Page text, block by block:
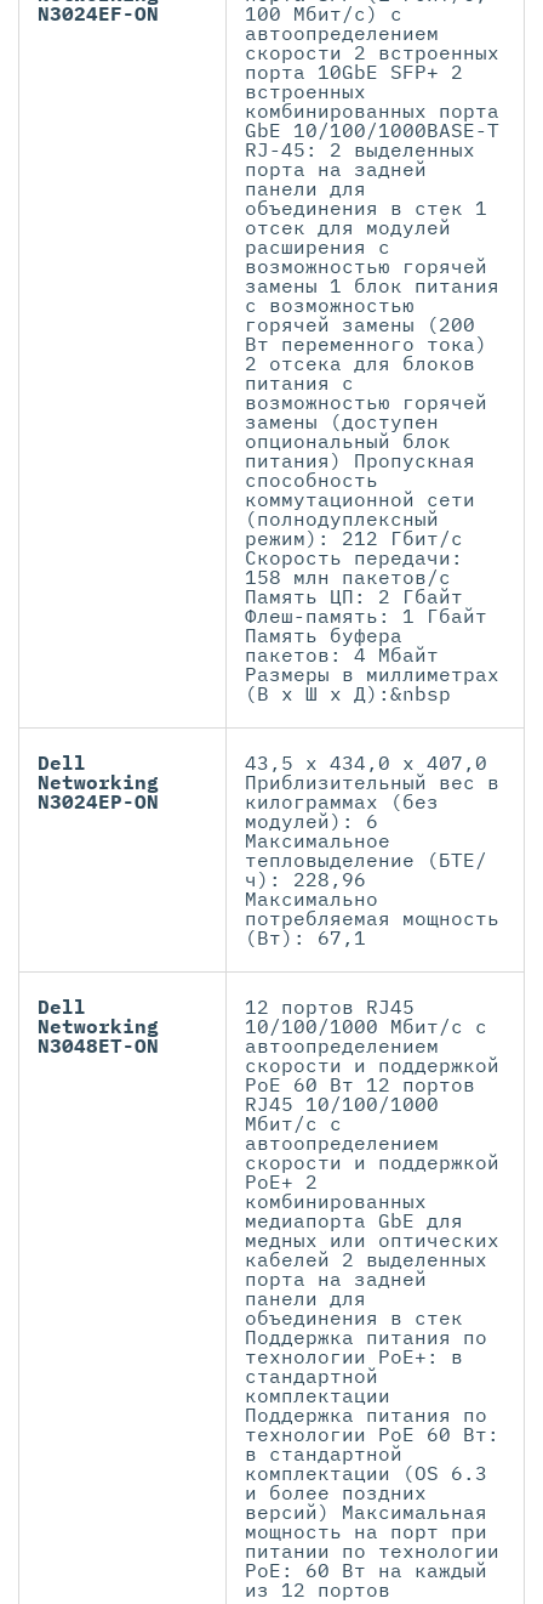
N3024EF-ON
100 Мбит/с) с
автоопределением
скорости 2 встроенных
порта 10GbE SFP+ 2
встроенных
комбинированных порта
GbE 10/100/1000BASE-T
RJ-45: 2 выделенных
порта на задней
панели для
объединения в стек 1
отсек для модулей
расширения с
возможностью горячей
замены 1 блок питания
с возможностью
горячей замены (200
Вт переменного тока)
2 отсека для блоков
питания с
возможностью горячей
замены (доступен
опциональный блок
питания) Пропускная
способность
коммутационной сети
(полнодуплексный
режим): 212 Гбит/с
Скорость передачи:
158 млн пакетов/с
Память ЦП: 2 Гбайт
Флеш-память: 1 Гбайт
Память буфера
пакетов: 4 Мбайт
Размеры в миллиметрах
(В x Ш x Д):&nbsp
Dell
Networking
N3024EP-ON
43,5 x 434,0 x 407,0
Приблизительный вес в
килограммах (без
модулей): 6
Максимальное
тепловыделение (БТЕ/
ч): 228,96
Максимально
потребляемая мощность
(Вт): 67,1
Dell
Networking
N3048ET-ON
12 портов RJ45
10/100/1000 Мбит/с с
автоопределением
скорости и поддержкой
PoE 60 Вт 12 портов
RJ45 10/100/1000
Мбит/с с
автоопределением
скорости и поддержкой
PoE+ 2
комбинированных
медиапорта GbE для
медных или оптических
кабелей 2 выделенных
порта на задней
панели для
объединения в стек
Поддержка питания по
технологии PoE+: в
стандартной
комплектации
Поддержка питания по
технологии PoE 60 Вт:
в стандартной
комплектации (OS 6.3
и более поздних
версий) Максимальная
мощность на порт при
питании по технологии
PoE: 60 Вт на каждый
из 12 портов